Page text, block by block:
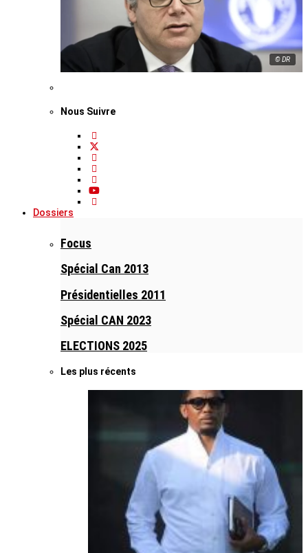
© DR
Nous Suivre
Dossiers
Focus
Spécial Can 2013
Présidentielles 2011
Spécial CAN 2023
ELECTIONS 2025
Les plus récents